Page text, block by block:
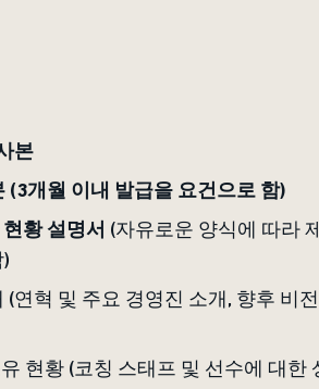
본
(3개월 이내 발급을 요건으로 함)
황 설명서 (자유로운 양식에 따라
(연혁 및 주요 경영진 소개, 향후 비
현황 (코칭 스태프 및 선수에 대한